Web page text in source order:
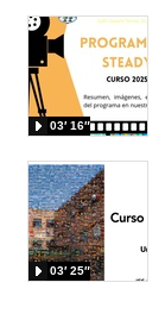
03′ 16″
03′ 25″